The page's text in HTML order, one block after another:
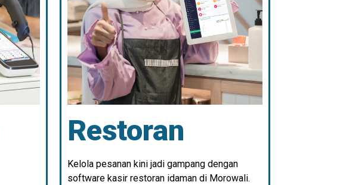
Restoran
Kelola pesanan kini jadi gampang dengan
software kasir restoran idaman di Morowali.